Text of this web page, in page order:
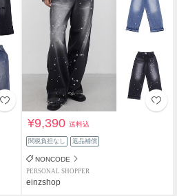
¥9,390送料込
関税負担なし 返品補償
NONCODE
PERSONAL SHOPPER
einzshop